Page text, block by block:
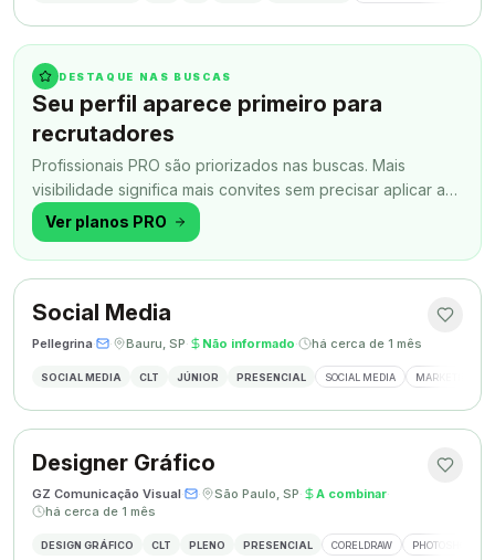
DESTAQUE NAS BUSCAS
Seu perfil aparece primeiro para
recrutadores
Profissionais PRO são priorizados nas buscas. Mais
visibilidade significa mais convites sem precisar aplicar a
todo momento.
Ver planos PRO
Social Media
Pellegrina· · Bauru, SP· Não informado· há cerca de 1 mês
SOCIAL MEDIA CLT JÚNIOR PRESENCIAL SOCIAL MEDIA MARKETING
Designer Gráfico
GZ Comunicação Visual· · São Paulo, SP· A combinar·
há cerca de 1 mês
DESIGN GRÁFICO CLT PLENO PRESENCIAL CORELDRAW PHOTOSHOP